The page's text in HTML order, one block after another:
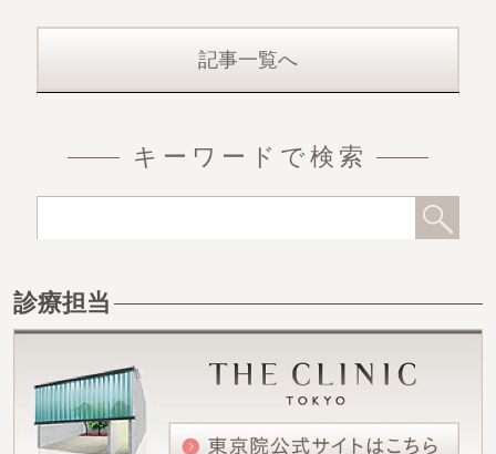
記事一覧へ
キーワードで検索
診療担当